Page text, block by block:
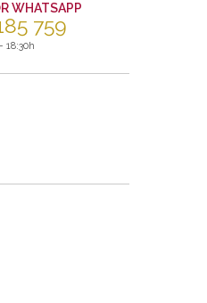
WHATSAPP
759
18:30h